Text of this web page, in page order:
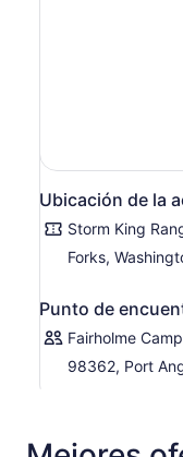
Ubicación de la
Storm King
Forks,
Punto de
Fairholme
98362, Port